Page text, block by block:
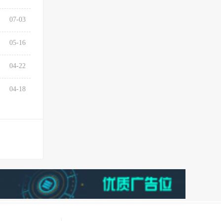
07-03
05-16
04-22
04-18